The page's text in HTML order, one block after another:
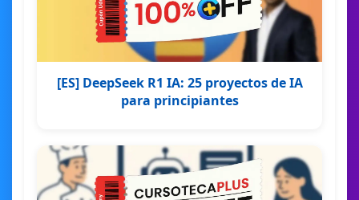
[ES] DeepSeek R1 IA: 25 proyectos de IA
para principiantes